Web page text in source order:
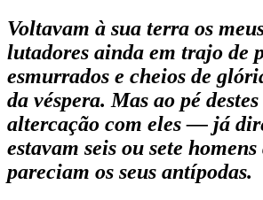
Voltavam à sua terra os
lutadores ainda em trajo de
esmurrados e cheios de
da véspera. Mas ao pé
altercação com eles — já
estavam seis ou sete
pareciam os seus antípodas.